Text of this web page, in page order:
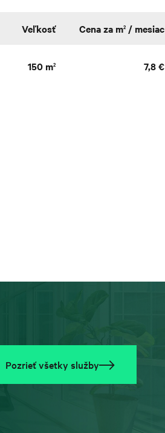
Veľkosť Cena za m2 / mesiac
150 m2 7,8 €
Pozrieť všetky služby